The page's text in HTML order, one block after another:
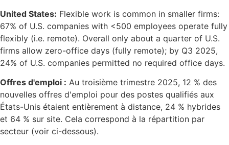
United States: Flexible work is common in smaller firms:
67% of U.S. companies with <500 employees operate fully
flexibly (i.e. remote). Overall only about a quarter of U.S.
firms allow zero-office days (fully remote); by Q3 2025,
24% of U.S. companies permitted no required office days.
Offres d'emploi : Au troisième trimestre 2025, 12 % des
nouvelles offres d'emploi pour des postes qualifiés aux
États-Unis étaient entièrement à distance, 24 % hybrides
et 64 % sur site. Cela correspond à la répartition par
secteur (voir ci-dessous).